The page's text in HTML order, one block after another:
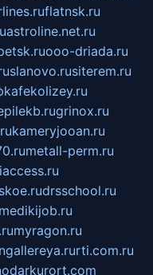
flatnsk.ru
astroline.net.ru
ooo-driada.ru
siterem.ru
kafekolizey.ru
grinox.ru
kameryjooan.ru
metall-perm.ru
drsschool.ru
medikijob.ru
myragon.ru
rti.com.ru